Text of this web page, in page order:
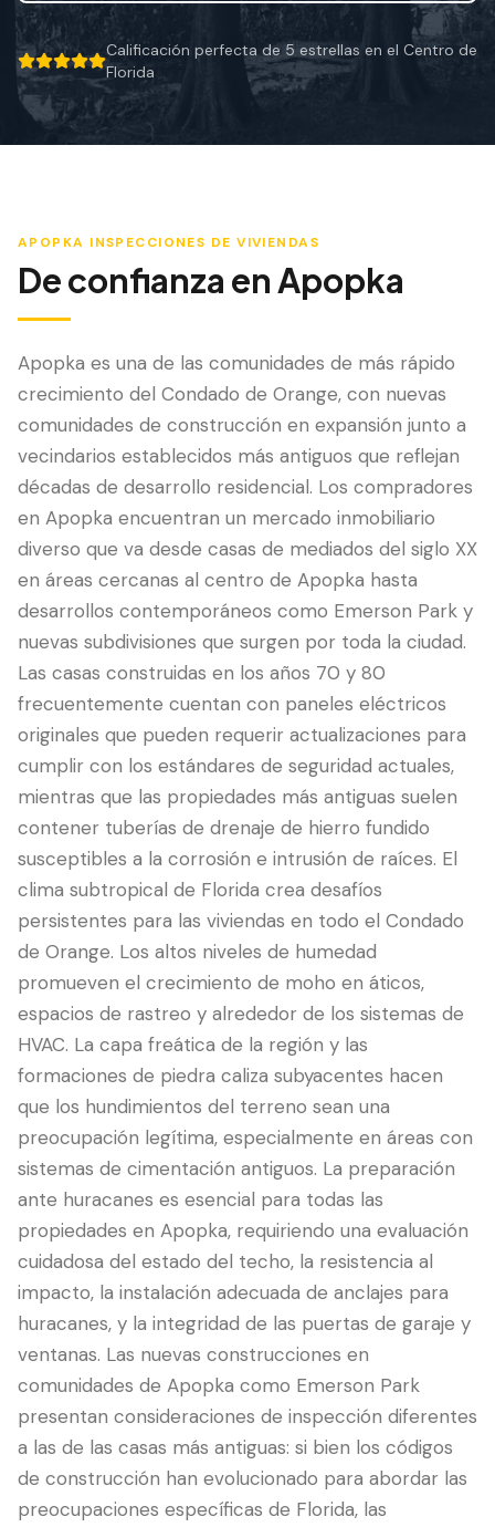
Mitigación de Viento
Certificación de Techo
SERVICIOS ESPECIALIZADOS
Mantenimiento Anual
Imagen Térmica
Inspección por Drone
LANGUAGE
English Português
407-205-7228
Agendar Inspección
5 out of 5 stars.
Calificación perfecta de 5 estrellas en el Centro de
Florida
APOPKA INSPECCIONES DE VIVIENDAS
De confianza enApopka
Apopka es una de las comunidades de más rápido
crecimiento del Condado de Orange, con nuevas
comunidades de construcción en expansión junto a
vecindarios establecidos más antiguos que reflejan
décadas de desarrollo residencial. Los compradores
en Apopka encuentran un mercado inmobiliario
diverso que va desde casas de mediados del siglo XX
en áreas cercanas al centro de Apopka hasta
desarrollos contemporáneos como Emerson Park y
nuevas subdivisiones que surgen por toda la ciudad.
Las casas construidas en los años 70 y 80
frecuentemente cuentan con paneles eléctricos
originales que pueden requerir actualizaciones para
cumplir con los estándares de seguridad actuales,
mientras que las propiedades más antiguas suelen
contener tuberías de drenaje de hierro fundido
susceptibles a la corrosión e intrusión de raíces. El
clima subtropical de Florida crea desafíos
persistentes para las viviendas en todo el Condado
de Orange. Los altos niveles de humedad
promueven el crecimiento de moho en áticos,
espacios de rastreo y alrededor de los sistemas de
HVAC. La capa freática de la región y las
formaciones de piedra caliza subyacentes hacen
que los hundimientos del terreno sean una
preocupación legítima, especialmente en áreas con
sistemas de cimentación antiguos. La preparación
ante huracanes es esencial para todas las
propiedades en Apopka, requiriendo una evaluación
cuidadosa del estado del techo, la resistencia al
impacto, la instalación adecuada de anclajes para
huracanes, y la integridad de las puertas de garaje y
ventanas. Las nuevas construcciones en
comunidades de Apopka como Emerson Park
presentan consideraciones de inspección diferentes
a las de las casas más antiguas: si bien los códigos
de construcción han evolucionado para abordar las
preocupaciones específicas de Florida, las